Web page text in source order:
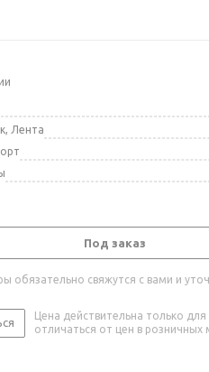
Лента
Под заказ
обязательно свяжутся с вами и
Цена действительна только
отличаться от цен в розничных